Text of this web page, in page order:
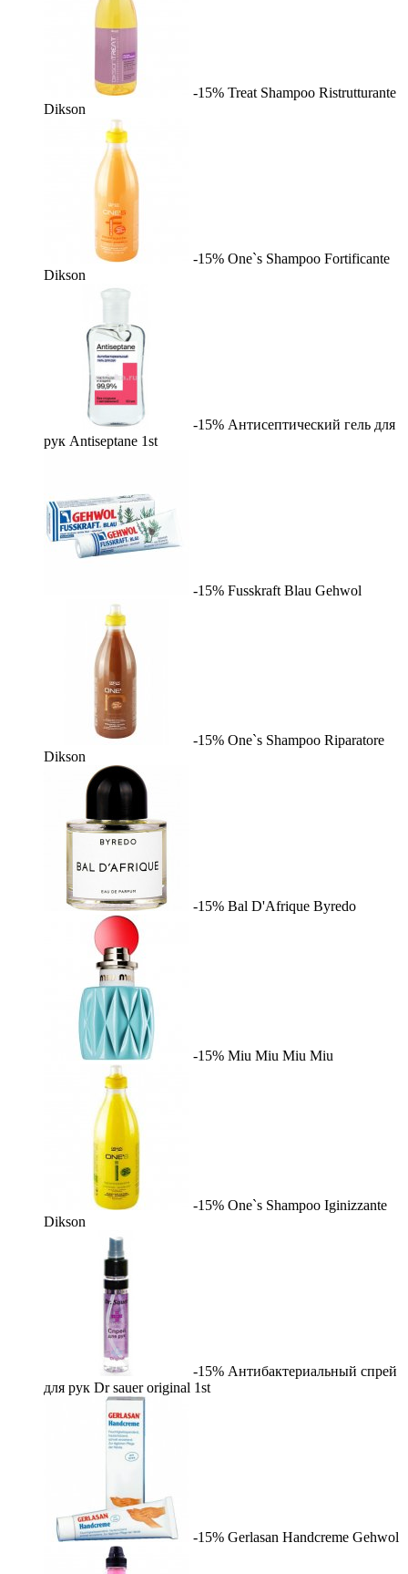
-15% Treat Shampoo Ristrutturante
Dikson
-15% One`s Shampoo Fortificante
Dikson
-15% Антисептический гель для
рук Antiseptane 1st
-15% Fusskraft Blau Gehwol
-15% One`s Shampoo Riparatore
Dikson
-15% Bal D'Afrique Byredo
-15% Miu Miu Miu Miu
-15% One`s Shampoo Iginizzante
Dikson
-15% Антибактериальный спрей
для рук Dr sauer original 1st
-15% Gerlasan Handcreme Gehwol